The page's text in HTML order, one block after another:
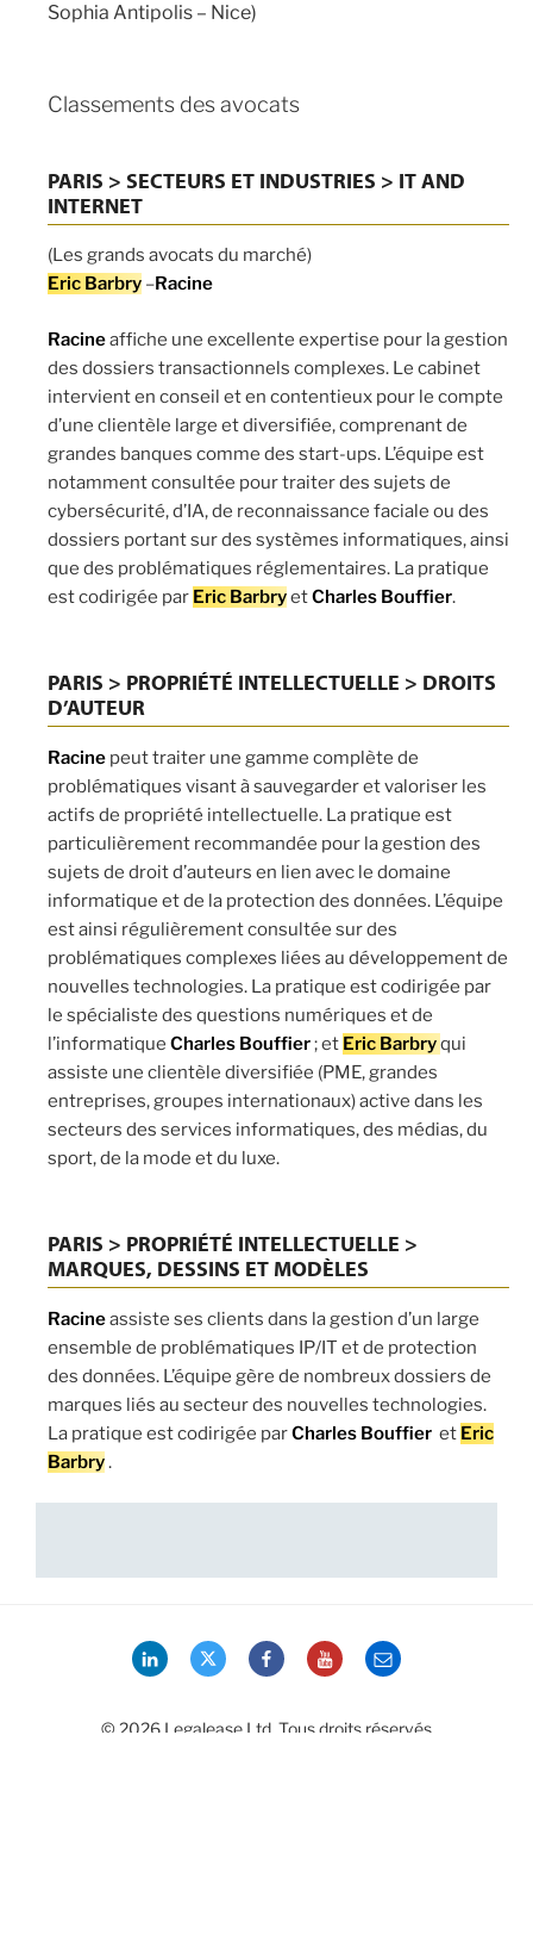
Sophia Antipolis – Nice)
Classements des avocats
PARIS > SECTEURS ET INDUSTRIES > IT AND
INTERNET
(Les grands avocats du marché)
Eric Barbry–Racine
Racineaffiche une excellente expertise pour la gestion
des dossiers transactionnels complexes. Le cabinet
intervient en conseil et en contentieux pour le compte
d’une clientèle large et diversifiée, comprenant de
grandes banques comme des start-ups. L’équipe est
notamment consultée pour traiter des sujets de
cybersécurité, d’IA, de reconnaissance faciale ou des
dossiers portant sur des systèmes informatiques, ainsi
que des problématiques réglementaires. La pratique
est codirigée par Eric BarbryetCharles Bouffier.
PARIS > PROPRIÉTÉ INTELLECTUELLE > DROITS
D’AUTEUR
Racinepeut traiter une gamme complète de
problématiques visant à sauvegarder et valoriser les
actifs de propriété intellectuelle. La pratique est
particulièrement recommandée pour la gestion des
sujets de droit d’auteurs en lien avec le domaine
informatique et de la protection des données. L’équipe
est ainsi régulièrement consultée sur des
problématiques complexes liées au développement de
nouvelles technologies. La pratique est codirigée par
le spécialiste des questions numériques et de
l’informatique Charles Bouffier; et Eric Barbryqui
assiste une clientèle diversifiée (PME, grandes
entreprises, groupes internationaux) active dans les
secteurs des services informatiques, des médias, du
sport, de la mode et du luxe.
PARIS > PROPRIÉTÉ INTELLECTUELLE >
MARQUES, DESSINS ET MODÈLES
Racineassiste ses clients dans la gestion d’un large
ensemble de problématiques IP/IT et de protection
des données. L’équipe gère de nombreux dossiers de
marques liés au secteur des nouvelles technologies.
La pratique est codirigée parCharles Bouffieret Eric
Barbry.
LinkedInTwitter FacebookYouTubeEmail
© 2026 Legalease Ltd. Tous droits réservés